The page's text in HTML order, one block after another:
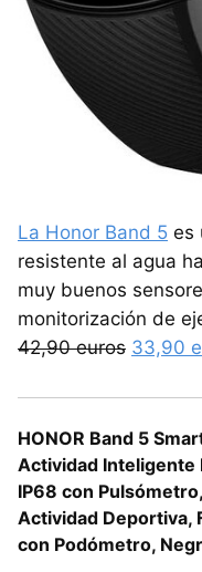
La Honor Band 5 es
resistente al agua
muy buenos
monitorización de
42,90 euros 33,90
HONOR Band 5
Actividad Inteligente
IP68 con
Actividad Deportiva,
con Podómetro,